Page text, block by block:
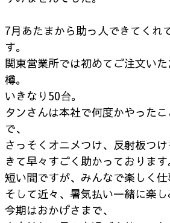
7月あたまから助っ人できてくれ
す。
関東営業所では初めてご注文い
樽。
いきなり50台。
タンさんは本社で何度かやった
で、
さっそくオニメつけ、反射板つけ
きて早々すごく助かっております
短い間ですが、みんなで楽しく仕
そして近々、暑気払い一緒に楽し
今期はおかげさまで、